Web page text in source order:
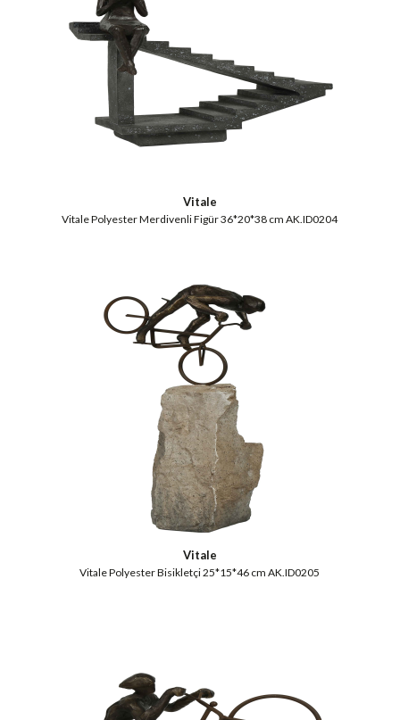
Vitale
Vitale Polyester Merdivenli Figür 36*20*38 cm AK.ID0204
Vitale
Vitale Polyester Bisikletçi 25*15*46 cm AK.ID0205